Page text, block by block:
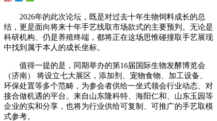
2026年的此次论坛，既是对过去十年生物饲料成长的总
结，更是面向将来十年手艺线取市场款式的主要预判。无论是
科研机构、仍是养殖终端，都将正在这场思惟碰撞取手艺展现
中找到属于本人的成长坐标。
值得一提的是，同期举办的第16届国际生物发酵博览会
（济南） 将设立七大展区，添加剂、宠物食物、加工设备、
环保处置等多个范畴，为参会者供给一坐式领会行业动态、对
接合做机遇的平台。来自山东隆科特、海阳仁和、山东玉园等
企业的实和分享，也将为行业供给可复制、可推广的手艺取模
式参考。